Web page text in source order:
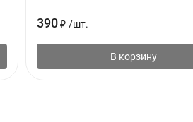
390 ₽ /шт.
В корзину